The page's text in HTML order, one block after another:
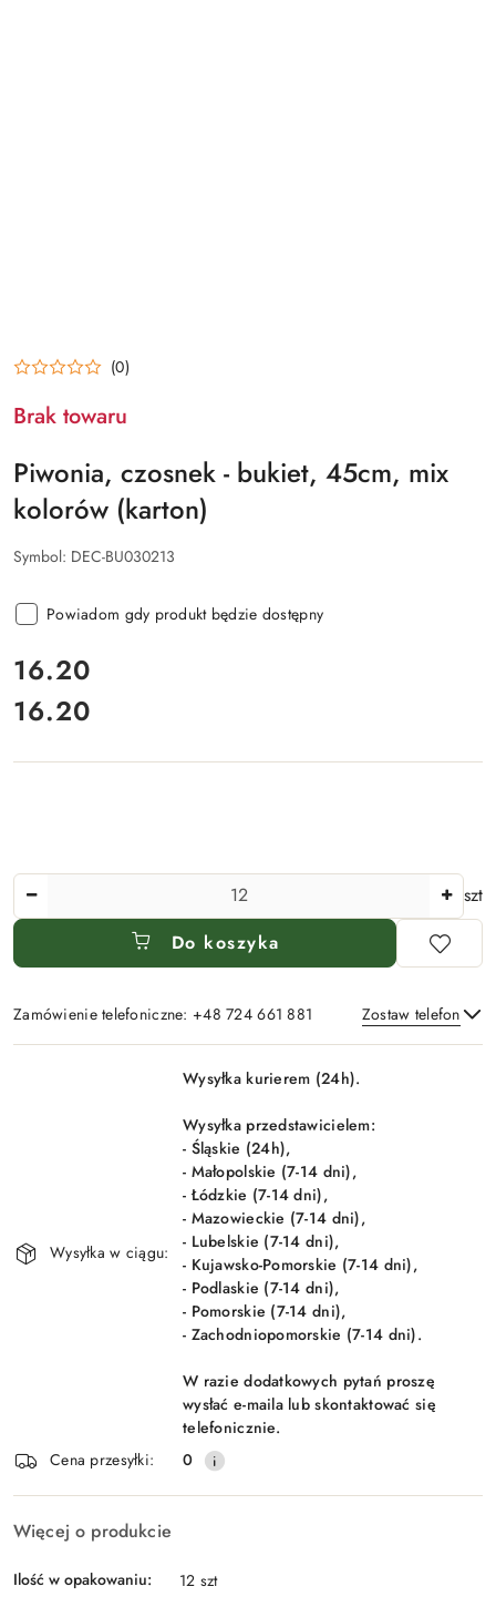
(0)
Brak towaru
Piwonia, czosnek - bukiet, 45cm, mix
kolorów (karton)
Symbol: DEC-BU030213
Powiadom gdy produkt będzie dostępny
cena:
16.20
Cena:
16.20
Ilość
szt
Do koszyka
Zamówienie telefoniczne: +48 724 661 881 Zostaw telefon
Wyślij
Wysyłka w ciągu:
Wysyłka kurierem (24h).
Wysyłka przedstawicielem:
- Śląskie (24h),
- Małopolskie (7-14 dni),
- Łódzkie (7-14 dni),
- Mazowieckie (7-14 dni),
- Lubelskie (7-14 dni),
- Kujawsko-Pomorskie (7-14 dni),
- Podlaskie (7-14 dni),
- Pomorskie (7-14 dni),
- Zachodniopomorskie (7-14 dni).
W razie dodatkowych pytań proszę
wysłać e-maila lub skontaktować się
telefonicznie.
Cena przesyłki:
0
Więcej o produkcie
Ilość w opakowaniu:
12 szt